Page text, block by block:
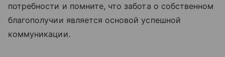
потребности и помните, что забота о собственном
благополучии является основой успешной
коммуникации.